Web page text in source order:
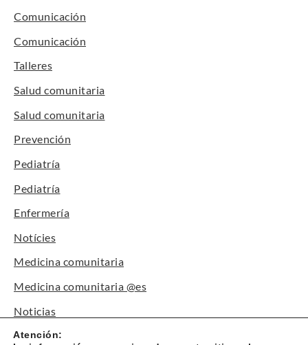
Comunicación
Comunicación
Talleres
Salud comunitaria
Salud comunitaria
Prevención
Pediatría
Pediatría
Enfermería
Notícies
Medicina comunitaria
Medicina comunitaria @es
Noticias
Canal Paciente
Atención: